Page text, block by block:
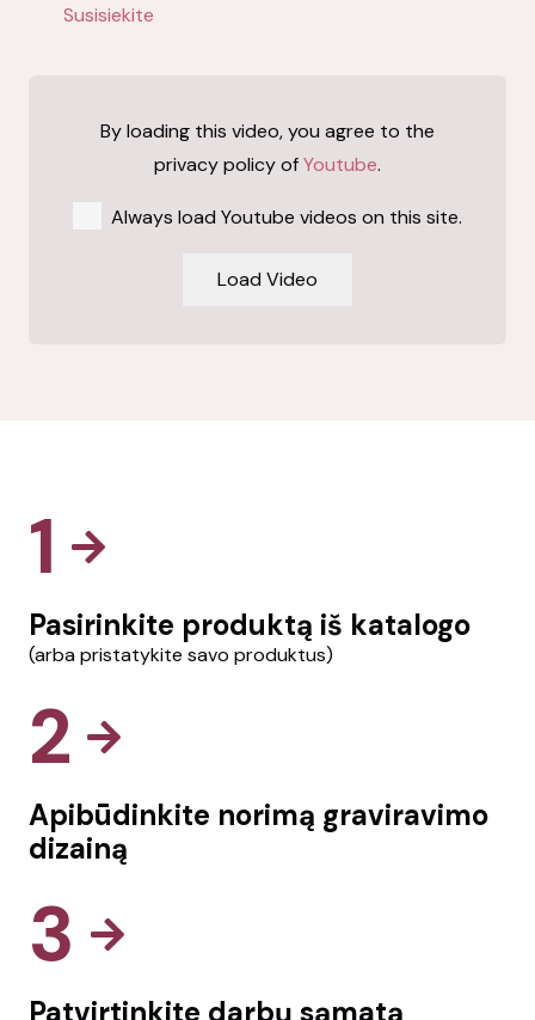
Susisiekite
By loading this video, you agree to the
privacy policy ofYoutube.
Always load Youtube videos on this site.
Load Video
1
Pasirinkite produktą iš katalogo
(arba pristatykite savo produktus)
2
Apibūdinkite norimą graviravimo
dizainą
3